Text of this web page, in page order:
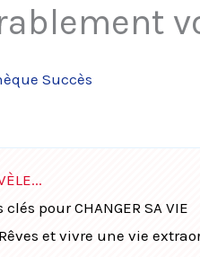
Succès
clés pour CHANGER SA VIE
et vivre une vie